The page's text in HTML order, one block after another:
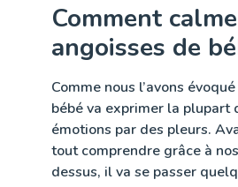
Comment
angoisses de
Comme nous l’avons
bébé va exprimer la plupart
émotions par des pleurs.
tout comprendre grâce à
dessus, il va se passer